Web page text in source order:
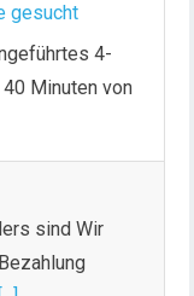
gesucht
4-
Minuten von
sind Wir